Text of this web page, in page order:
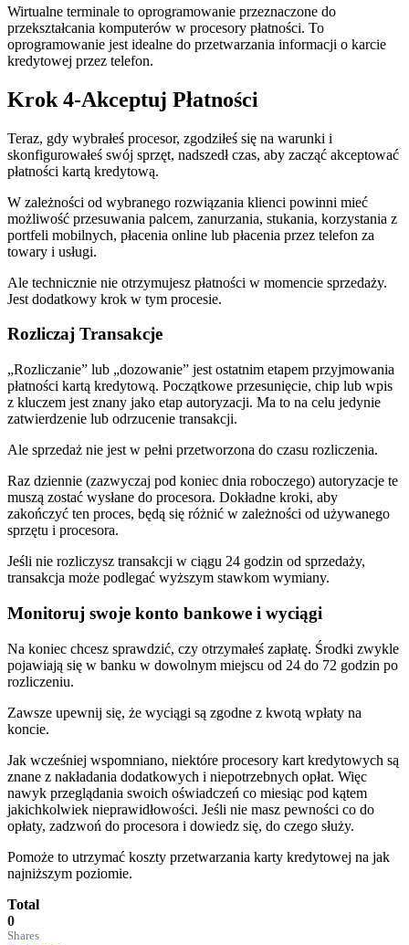
Wirtualne terminale to oprogramowanie przeznaczone do
przekształcania komputerów w procesory płatności. To
oprogramowanie jest idealne do przetwarzania informacji o karcie
kredytowej przez telefon.
Krok 4-Akceptuj Płatności
Teraz, gdy wybrałeś procesor, zgodziłeś się na warunki i
skonfigurowałeś swój sprzęt, nadszedł czas, aby zacząć akceptować
płatności kartą kredytową.
W zależności od wybranego rozwiązania klienci powinni mieć
możliwość przesuwania palcem, zanurzania, stukania, korzystania z
portfeli mobilnych, płacenia online lub płacenia przez telefon za
towary i usługi.
Ale technicznie nie otrzymujesz płatności w momencie sprzedaży.
Jest dodatkowy krok w tym procesie.
Rozliczaj Transakcje
„Rozliczanie” lub „dozowanie” jest ostatnim etapem przyjmowania
płatności kartą kredytową. Początkowe przesunięcie, chip lub wpis
z kluczem jest znany jako etap autoryzacji. Ma to na celu jedynie
zatwierdzenie lub odrzucenie transakcji.
Ale sprzedaż nie jest w pełni przetworzona do czasu rozliczenia.
Raz dziennie (zazwyczaj pod koniec dnia roboczego) autoryzacje te
muszą zostać wysłane do procesora. Dokładne kroki, aby
zakończyć ten proces, będą się różnić w zależności od używanego
sprzętu i procesora.
Jeśli nie rozliczysz transakcji w ciągu 24 godzin od sprzedaży,
transakcja może podlegać wyższym stawkom wymiany.
Monitoruj swoje konto bankowe i wyciągi
Na koniec chcesz sprawdzić, czy otrzymałeś zapłatę. Środki zwykle
pojawiają się w banku w dowolnym miejscu od 24 do 72 godzin po
rozliczeniu.
Zawsze upewnij się, że wyciągi są zgodne z kwotą wpłaty na
koncie.
Jak wcześniej wspomniano, niektóre procesory kart kredytowych są
znane z nakładania dodatkowych i niepotrzebnych opłat. Więc
nawyk przeglądania swoich oświadczeń co miesiąc pod kątem
jakichkolwiek nieprawidłowości. Jeśli nie masz pewności co do
opłaty, zadzwoń do procesora i dowiedz się, do czego służy.
Pomoże to utrzymać koszty przetwarzania karty kredytowej na jak
najniższym poziomie.
Total
0
Shares